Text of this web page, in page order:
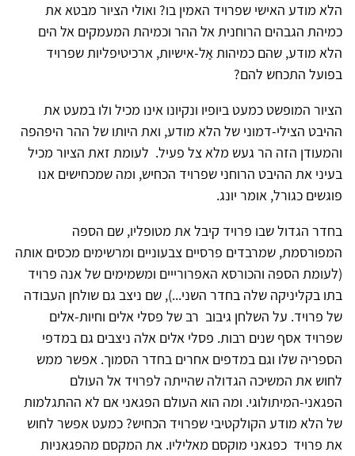
הלא מודע האישי שפרויד האמין בו? ואולי הציור מבטא את
כמיהת הגבהים הרוחנית אל ההר וכמיהת המעמקים אל הים
הלא מודע, שהם כמיהות אַל-אישיות, ארכיטיפליות שפרויד
בפועל התכחש להם?
הציור המופשט כמעט ביופיו ונקיונו אינו מכיל ולו במעט את
ההיבט הצילי-דמוני של הלא מודע, ואת היותו של ההר היפהפה
והמעודן הזה הר געש מלא צל פעיל. לעומת זאת הציור מכיל
בעיני את ההיבט הרוחני שפרויד הכחיש, ומה שמכחישים אנו
פוגשים כגורל, אומר יונג.
בחדר הגדול שבו פרויד קיבל את מטופליו, שם הספה
המפורסמת, שמרבדים פרסיים צבעוניים ומרשימים מכסים אותה
(לעומת הספה והכורסא האפרורייים ומשמימים של אנה פרויד
בתו בקליניקה שלה בחדר השני...), שם ניצב גם שולחן העבודה
של פרויד. על השלחן גיבוב רב של פסלי אלים וחיות-אלים
שפרויד אסף שנים רבות. פסלי אלים אלה ניצבים גם במדפי
הספריה שלו וגם במדפים אחרים בחדר הסמוך. אפשר ממש
לחוש את המשיכה הגדולה שהייתה לפרויד אל העולם
הפגאני-המיתולוגי. ומה הוא העולם הפגאני אם לא ההתגלמות
של הלא מודע הקולקטיבי שפרויד הכחיש? כמעט אפשר לחוש
את פרויד כפגאני מוקסם מאליליו. את המקסם מהפגאניות